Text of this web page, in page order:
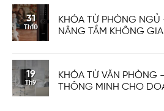
31
Th10
KHÓA TỪ PHÒNG NGỦ
NÂNG TẦM KHÔNG
19
Th9
KHÓA TỪ VĂN PHÒNG
THÔNG MINH CHO